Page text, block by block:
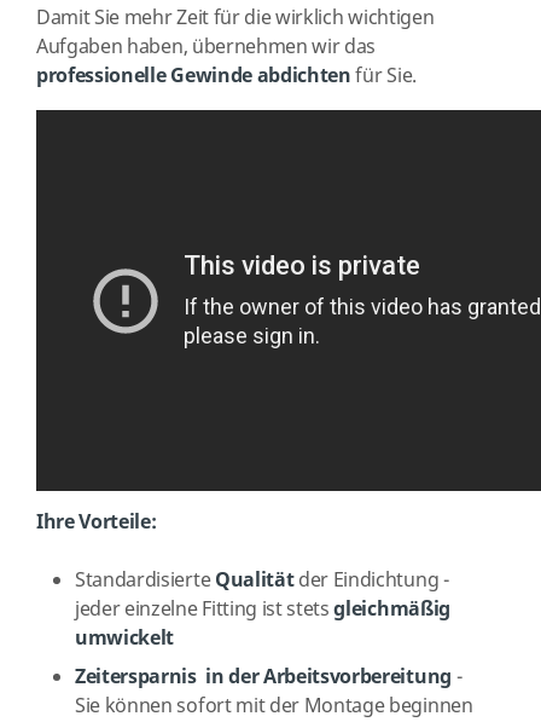
Damit Sie mehr Zeit für die wirklich wichtigen
Aufgaben haben, übernehmen wir das
professionelle Gewinde abdichtenfür Sie.
Ihre Vorteile:
StandardisierteQualitätder Eindichtung -
jeder einzelne Fitting ist stetsgleichmäßig
umwickelt
Zeitersparnis in derArbeitsvorbereitung -
Sie können sofort mit der Montage beginnen